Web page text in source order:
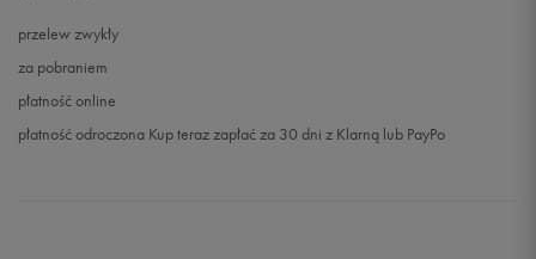
przelew zwykły
za pobraniem
płatność online
płatność odroczona Kup teraz zapłać za 30 dni z Klarną lub PayPo